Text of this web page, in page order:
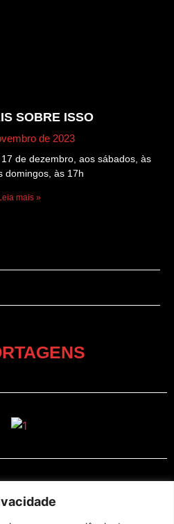
SOBRE ISSO
de 2023
de dezembro, aos sábados, às
domingos, às 17h
mais »